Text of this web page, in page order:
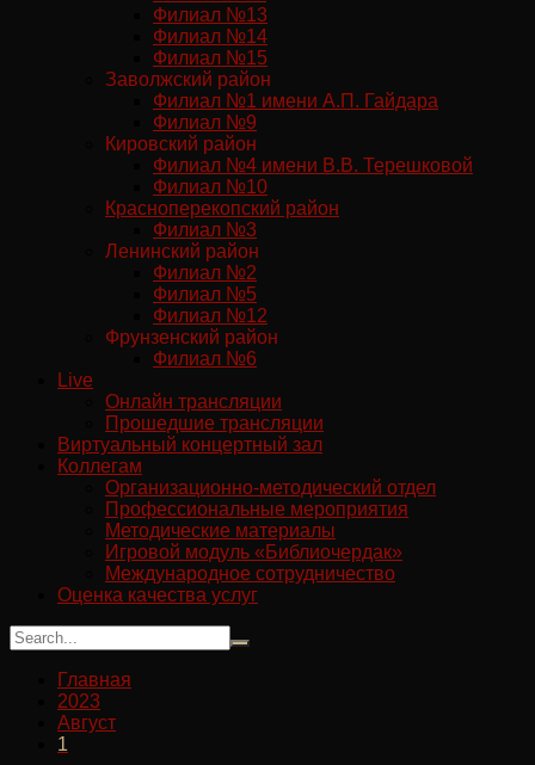
Филиал №13
Филиал №14
Филиал №15
Заволжский район
Филиал №1 имени А.П. Гайдара
Филиал №9
Кировский район
Филиал №4 имени В.В. Терешковой
Филиал №10
Красноперекопский район
Филиал №3
Ленинский район
Филиал №2
Филиал №5
Филиал №12
Фрунзенский район
Филиал №6
Live
Онлайн трансляции
Прошедшие трансляции
Виртуальный концертный зал
Коллегам
Организационно-методический отдел
Профессиональные мероприятия
Методические материалы
Игровой модуль «Библиочердак»
Международное сотрудничество
Оценка качества услуг
Главная
2023
Август
1